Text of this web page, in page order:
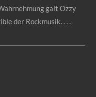
galt Ozzy
der Rockmusik.